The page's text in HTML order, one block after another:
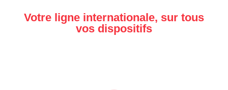
Votre ligne internationale, sur tous
vos dispositifs